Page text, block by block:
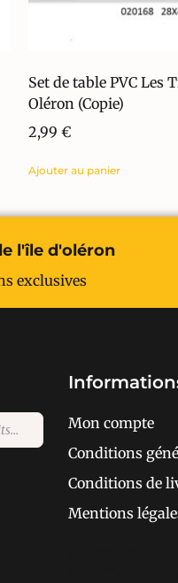
Set de table PVC Les
Oléron (Copie)
2,99 €
Ajouter au panier
l'île d'oléron
exclusives
Mon compte
Conditions
Conditions de
Mentions